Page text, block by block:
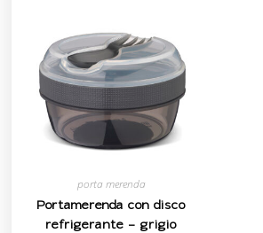
porta merenda
Portamerenda con disco
refrigerante – grigio